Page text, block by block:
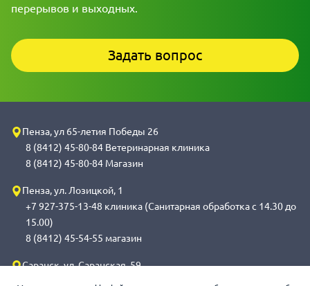
перерывов и выходных.
Задать вопрос
Пенза, ул 65-летия Победы 26
8 (8412) 45-80-84 Ветеринарная клиника
8 (8412) 45-80-84 Магазин
Пенза, ул. Лозицкой, 1
+7 927-375-13-48 клиника (Санитарная обработка с 14.30 до
15.00)
8 (8412) 45-54-55 магазин
Саранск, ул. Саранская, 59